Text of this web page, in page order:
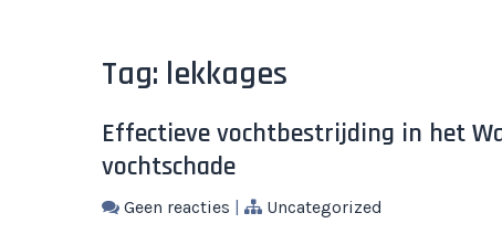
Tag: lekkages
Effectieve vochtbestrijding in het
vochtschade
Geen reacties | Uncategorized